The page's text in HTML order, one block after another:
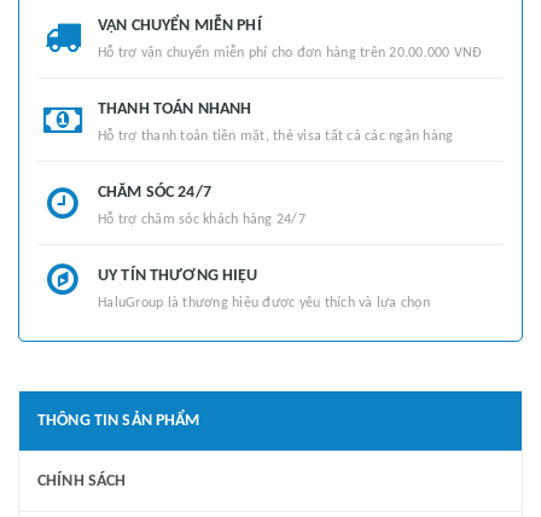
VẬN CHUYỂN MIỄN PHÍ
Hỗ trợ vận chuyển miễn phí cho đơn hàng trên 20.00.000 VNĐ
THANH TOÁN NHANH
Hỗ trợ thanh toán tiền mặt, thẻ visa tất cả các ngân hàng
CHĂM SÓC 24/7
Hỗ trợ chăm sóc khách hàng 24/7
UY TÍN THƯƠNG HIỆU
HaluGroup là thương hiệu được yêu thích và lựa chọn
THÔNG TIN SẢN PHẨM
CHÍNH SÁCH